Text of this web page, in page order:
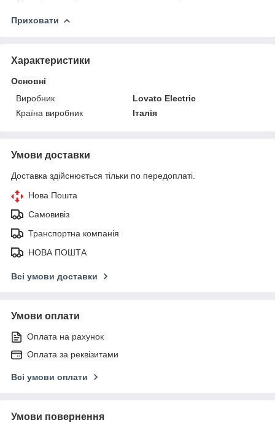
Приховати
Характеристики
Основні
Виробник
Lovato Electric
Країна виробник
Італія
Умови доставки
Доставка здійснюється тільки по передоплаті.
Нова Пошта
Самовивіз
Транспортна компанія
НОВА ПОШТА
Всі умови доставки
Умови оплати
Оплата на рахунок
Оплата за реквізитами
Всі умови оплати
Умови повернення